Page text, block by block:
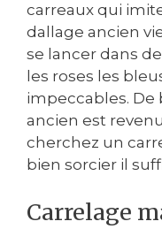
carreaux qui
dallage ancien
se lancer dans
les roses les
impeccables. De
ancien est
cherchez un
bien sorcier il
Carrelage